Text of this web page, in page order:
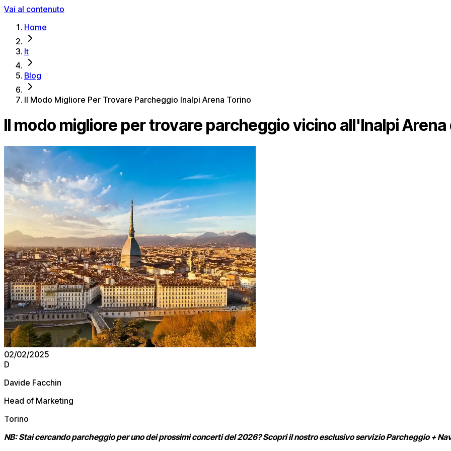
Vai al contenuto
Home
It
Blog
Il Modo Migliore Per Trovare Parcheggio Inalpi Arena Torino
Il modo migliore per trovare parcheggio vicino all'Inalpi Arena
02/02/2025
D
Davide Facchin
Head of Marketing
Torino
NB: Stai cercando parcheggio per uno dei prossimi concerti del 2026? Scopri il nostro esclusivo servizio Parcheggio +